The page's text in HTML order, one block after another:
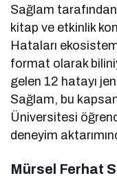
Sağlam
kitap ve etkinlik
Hataları
format olarak
gelen 12 hatayı
Sağlam, bu
Üniversitesi
deneyim
Mürsel Ferhat